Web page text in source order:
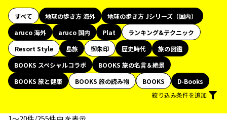
すべて 地球の歩き方 海外
地球の歩き方 Jシリーズ（国内）
aruco 海外
aruco 国内 Plat
ランキング&テクニック
Resort Style
島旅 御朱印 歴史時代
旅の図鑑
BOOKS スペシャルコラボ
BOOKS 旅の名言＆絶景
BOOKS 旅と健康
BOOKS 旅の読み物 BOOKS
D-Books
絞り込み条件を追加